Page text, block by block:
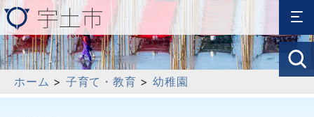
ホーム > 子育て・教育 >幼稚園